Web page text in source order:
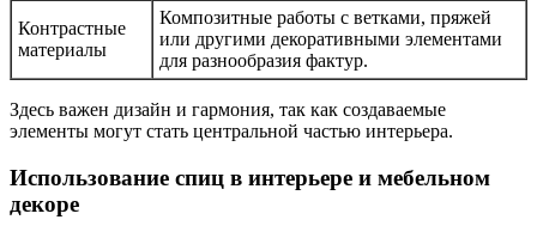
Контрастные
материалы
Композитные работы с ветками, пряжей
или другими декоративными элементами
для разнообразия фактур.
Здесь важен дизайн и гармония, так как создаваемые
элементы могут стать центральной частью интерьера.
Использование спиц в интерьере и мебельном
декоре